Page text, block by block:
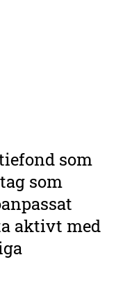
som
som
aktivt med